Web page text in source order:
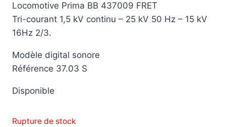
Locomotive Prima BB 437009 FRET
Tri-courant 1,5 kV continu – 25 kV 50 Hz – 15 kV
16Hz 2/3.
Modèle digital sonore
Référence 37.03 S
Disponible
Rupture de stock